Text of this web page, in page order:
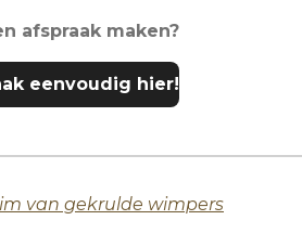
afspraak maken?
eenvoudig hier!
van gekrulde wimpers